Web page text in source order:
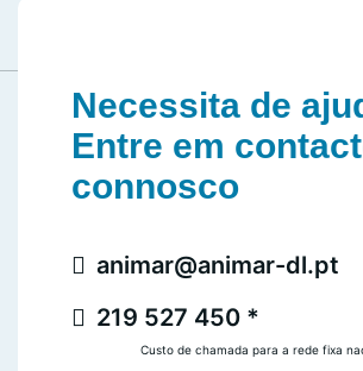
Necessita de
Entre em
connosco
219 527 450 *
animar@animar-dl.pt
Custo de chamada para a rede fixa